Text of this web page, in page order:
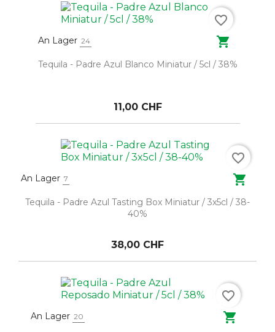
An Lager 24 
Tequila - Padre Azul Blanco Miniatur / 5cl / 38%
11,00 CHF
favorite_border
An Lager 7 
Tequila - Padre Azul Tasting Box Miniatur / 3x5cl / 38-
40%
38,00 CHF
favorite_border
An Lager 20 
favorite_border